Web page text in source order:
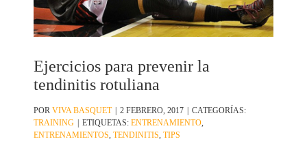
Ejercicios para prevenir la
tendinitis rotuliana
PORVIVA BASQUET 2 FEBRERO, 2017
CATEGORÍAS:
TRAINING
ETIQUETAS:ENTRENAMIENTO,
ENTRENAMIENTOS,TENDINITIS,TIPS